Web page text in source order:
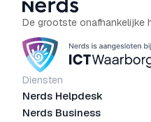
De grootste onafhankelijke
Diensten
Nerds Helpdesk
Nerds Business